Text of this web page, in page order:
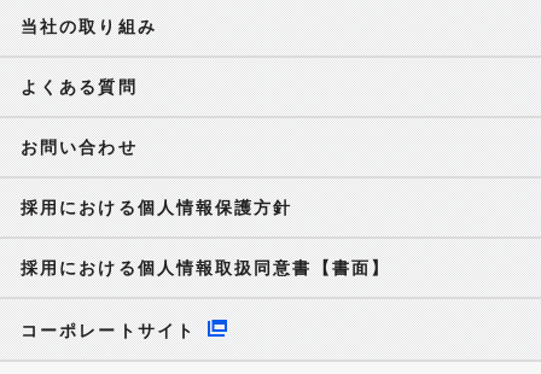
当社の取り組み
よくある質問
お問い合わせ
採用における個人情報保護方針
採用における個人情報取扱同意書【書面】
コーポレートサイト